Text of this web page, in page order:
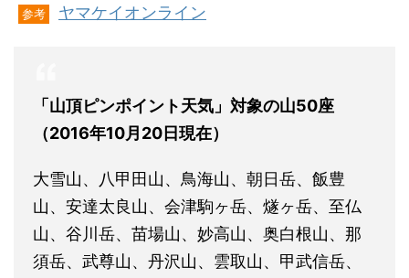
参考 ヤマケイオンライン
「山頂ピンポイント天気」対象の山50座
（2016年10月20日現在）
大雪山、八甲田山、鳥海山、朝日岳、飯豊
山、安達太良山、会津駒ヶ岳、燧ヶ岳、至仏
山、谷川岳、苗場山、妙高山、奥白根山、那
須岳、武尊山、丹沢山、雲取山、甲武信岳、